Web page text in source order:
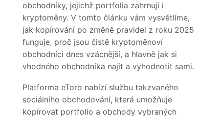
obchodníky, jejichž portfolia zahrnují i
kryptoměny. V tomto článku vám vysvětlíme,
jak kopírování po změně pravidel z roku 2025
funguje, proč jsou čistě kryptoměnoví
obchodníci dnes vzácnější, a hlavně jak si
vhodného obchodníka najít a vyhodnotit sami.
Platforma eToro nabízí službu takzvaného
sociálního obchodování, která umožňuje
kopírovat portfolio a obchody vybraných